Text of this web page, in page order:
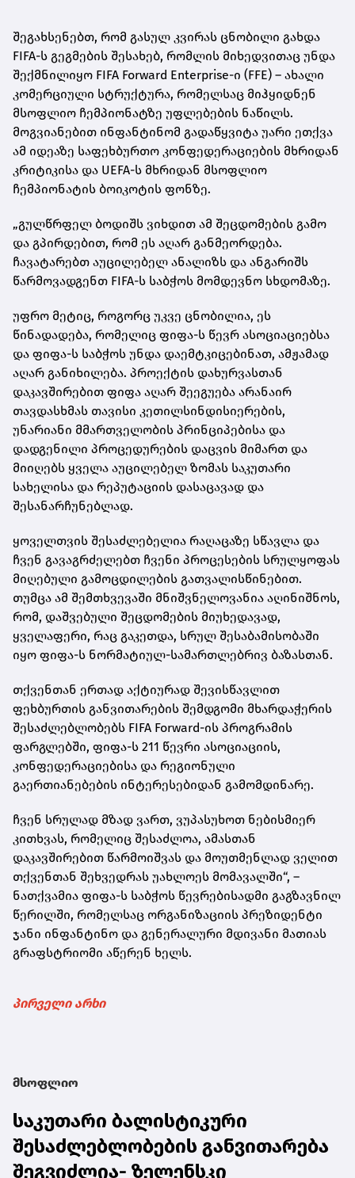
შეგახსენებთ, რომ გასულ კვირას ცნობილი გახდა
FIFA-ს გეგმების შესახებ, რომლის მიხედვითაც უნდა
შექმნილიყო FIFA Forward Enterprise-ი (FFE) – ახალი
კომერციული სტრუქტურა, რომელსაც მიჰყიდნენ
მსოფლიო ჩემპიონატზე უფლებების ნაწილს.
მოგვიანებით ინფანტინომ გადაწყვიტა უარი ეთქვა
ამ იდეაზე საფეხბურთო კონფედერაციების მხრიდან
კრიტიკისა და UEFA-ს მხრიდან მსოფლიო
ჩემპიონატის ბოიკოტის ფონზე.
„გულწრფელ ბოდიშს ვიხდით ამ შეცდომების გამო
და გპირდებით, რომ ეს აღარ განმეორდება.
ჩავატარებთ აუცილებელ ანალიზს და ანგარიშს
წარმოვადგენთ FIFA-ს საბჭოს მომდევნო სხდომაზე.
უფრო მეტიც, როგორც უკვე ცნობილია, ეს
წინადადება, რომელიც ფიფა-ს წევრ ასოციაციებსა
და ფიფა-ს საბჭოს უნდა დაემტკიცებინათ, ამჟამად
აღარ განიხილება. პროექტის დახურვასთან
დაკავშირებით ფიფა აღარ შეეგუება არანაირ
თავდასხმას თავისი კეთილსინდისიერების,
უნარიანი მმართველობის პრინციპებისა და
დადგენილი პროცედურების დაცვის მიმართ და
მიიღებს ყველა აუცილებელ ზომას საკუთარი
სახელისა და რეპუტაციის დასაცავად და
შესანარჩუნებლად.
ყოველთვის შესაძლებელია რაღაცაზე სწავლა და
ჩვენ გავაგრძელებთ ჩვენი პროცესების სრულყოფას
მიღებული გამოცდილების გათვალისწინებით.
თუმცა ამ შემთხვევაში მნიშვნელოვანია აღინიშნოს,
რომ, დაშვებული შეცდომების მიუხედავად,
ყველაფერი, რაც გაკეთდა, სრულ შესაბამისობაში
იყო ფიფა-ს ნორმატიულ-სამართლებრივ ბაზასთან.
თქვენთან ერთად აქტიურად შევისწავლით
ფეხბურთის განვითარების შემდგომი მხარდაჭერის
შესაძლებლობებს FIFA Forward-ის პროგრამის
ფარგლებში, ფიფა-ს 211 წევრი ასოციაციის,
კონფედერაციებისა და რეგიონული
გაერთიანებების ინტერესებიდან გამომდინარე.
ჩვენ სრულად მზად ვართ, ვუპასუხოთ ნებისმიერ
კითხვას, რომელიც შესაძლოა, ამასთან
დაკავშირებით წარმოიშვას და მოუთმენლად ველით
თქვენთან შეხვედრას უახლოეს მომავალში“, –
ნათქვამია ფიფა-ს საბჭოს წევრებისადმი გაგზავნილ
წერილში, რომელსაც ორგანიზაციის პრეზიდენტი
ჯანი ინფანტინო და გენერალური მდივანი მათიას
გრაფსტრიომი აწერენ ხელს.
პირველი არხი
მსოფლიო
საკუთარი ბალისტიკური
შესაძლებლობების განვითარება
შეგვიძლია- ზელენსკი